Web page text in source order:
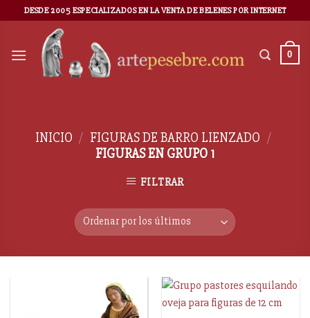
DESDE 2005 ESPECIALIZADOS EN LA VENTA DE BELENES POR INTERNET
0
INICIO / FIGURAS DE BARRO LIENZADO /
FIGURAS EN GRUPO 1
FILTRAR